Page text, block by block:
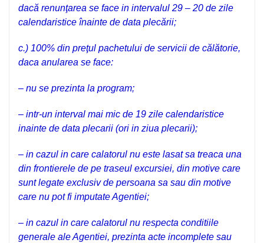
dacă renunţarea se face in intervalul 29 – 20 de zile
calendaristice înainte de data plecării;
c.) 100% din preţul pachetului de servicii de călătorie,
daca anularea se face:
– nu se prezinta la program;
– intr-un interval mai mic de 19 zile calendaristice
inainte de data plecarii (ori in ziua plecarii);
– in cazul in care calatorul nu este lasat sa treaca una
din frontierele de pe traseul excursiei, din motive care
sunt legate exclusiv de persoana sa sau din motive
care nu pot fi imputate Agentiei;
– in cazul in care calatorul nu respecta conditiile
generale ale Agentiei, prezinta acte incomplete sau